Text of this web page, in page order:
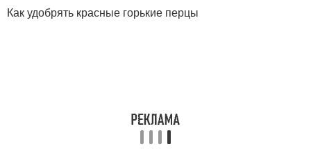
Как удобрять красные горькие перцы